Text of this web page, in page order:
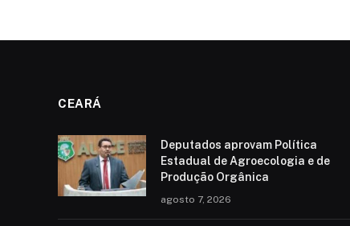
CEARÁ
Deputados aprovam Política
Estadual de Agroecologia e de
Produção Orgânica
agosto 7, 2026